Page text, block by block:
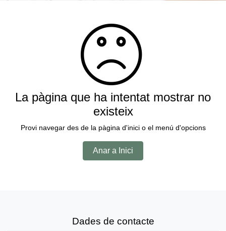
La pàgina que ha intentat mostrar no
existeix
Provi navegar des de la pàgina d'inici o el menú d'opcions
Anar a Inici
Dades de contacte